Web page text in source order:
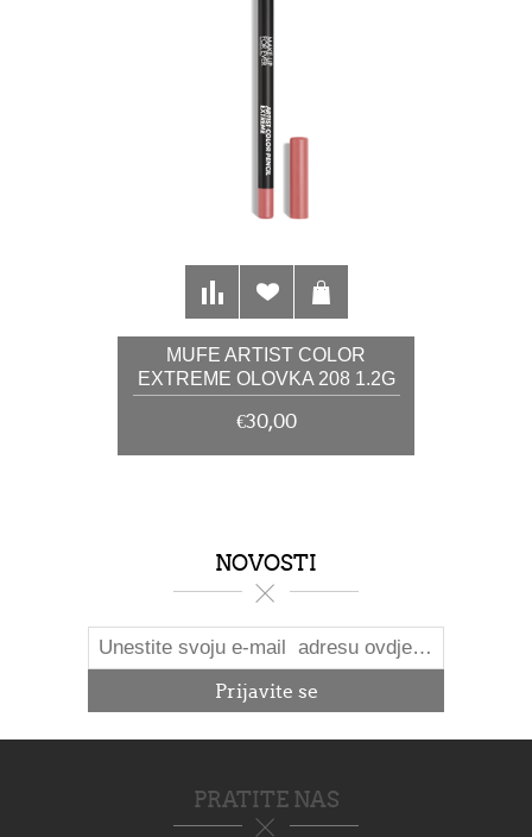
MUFE ARTIST COLOR
EXTREME OLOVKA 208 1.2G
€30,00
NOVOSTI
PRATITE NAS